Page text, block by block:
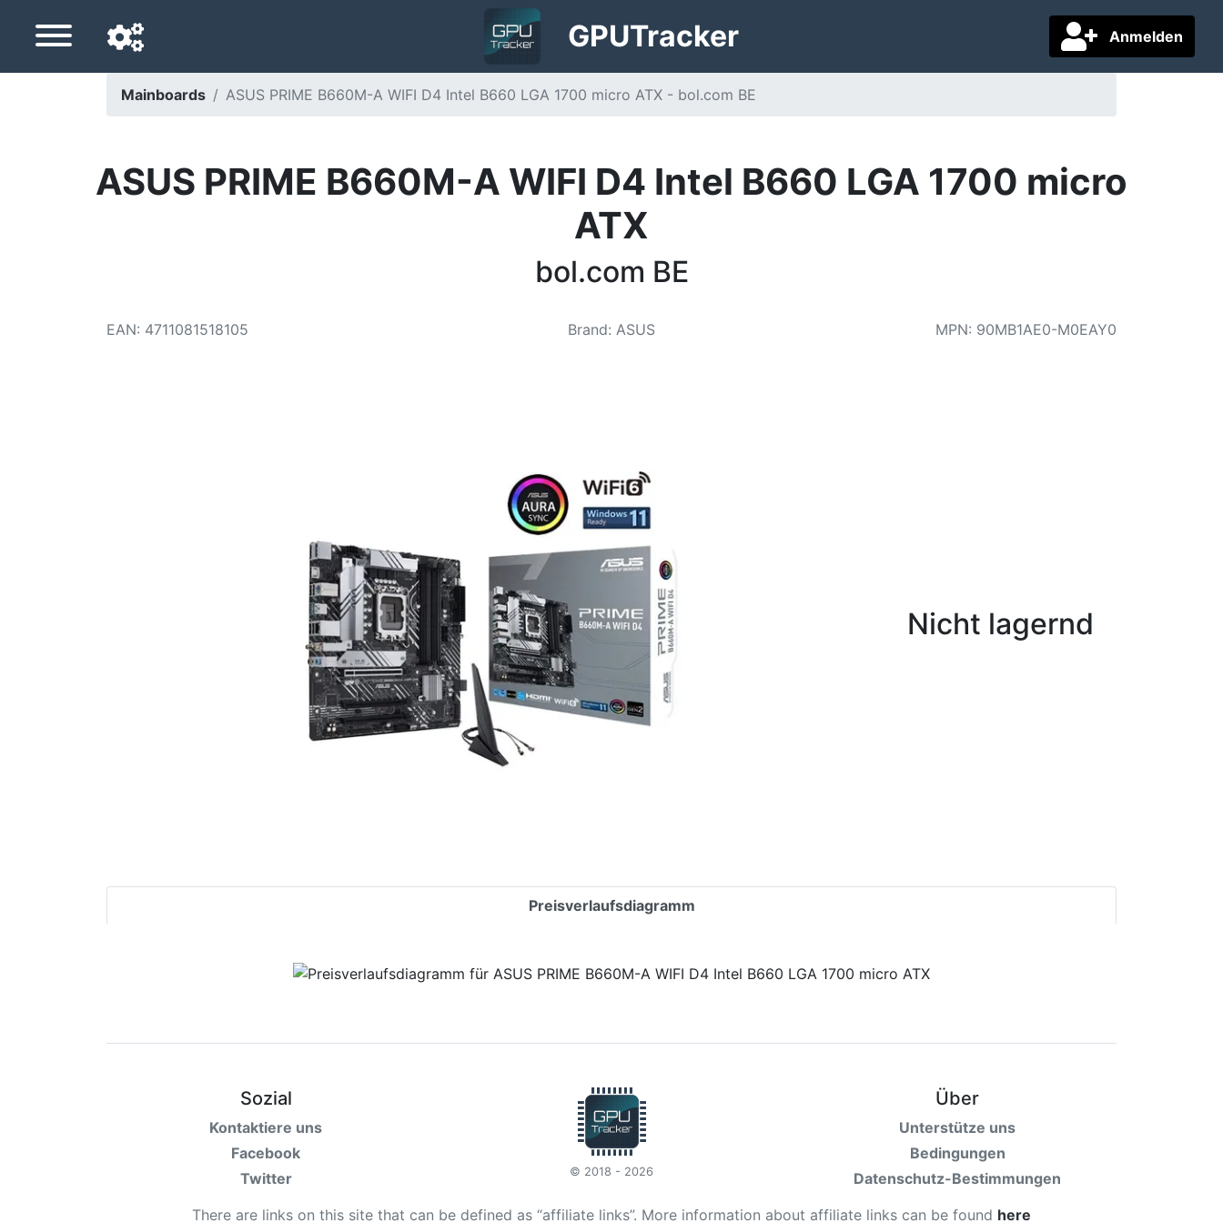
Anmelden
GPUTracker
Unterstütze uns
Mainboards ASUS PRIME B660M-A WIFI D4 Intel B660 LGA 1700 micro ATX - bol.com BE
ASUS PRIME B660M-A WIFI D4 Intel B660 LGA 1700 micro
ATX
bol.com BE
EAN: 4711081518105 Brand: ASUS MPN: 90MB1AE0-M0EAY0
Nicht lagernd
Preisverlaufsdiagramm
Sozial
Kontaktiere uns
Facebook
Twitter
© 2018 - 2026
Über
Unterstütze uns
Bedingungen
Datenschutz-Bestimmungen
There are links on this site that can be defined as “affiliate links”. More information about affiliate links can be found here